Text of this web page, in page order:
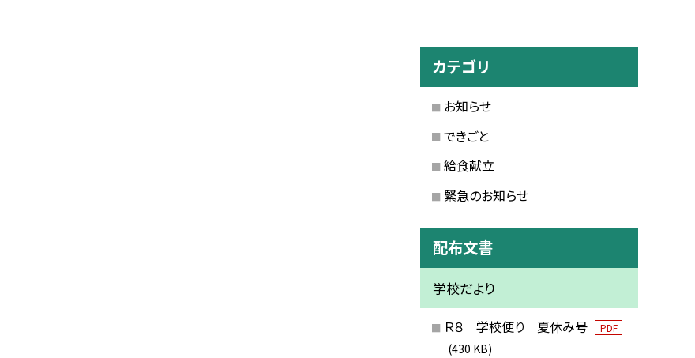
カテゴリ
お知らせ
できごと
給食献立
緊急のお知らせ
配布文書
学校だより
Ｒ８ 学校便り 夏休み号 PDF
(430 KB)